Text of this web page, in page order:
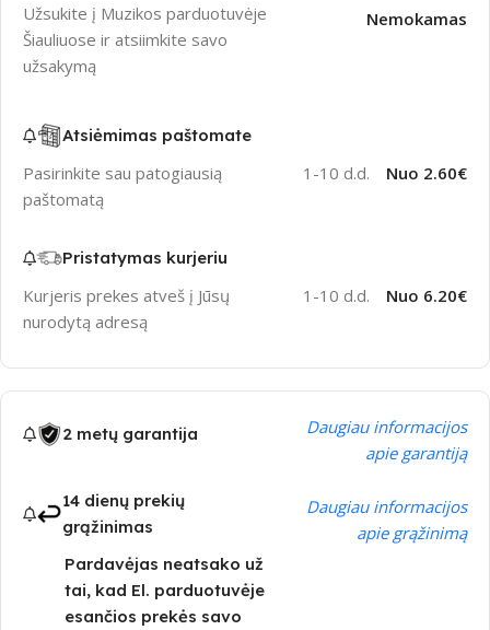
Užsukite į Muzikos parduotuvėje
Šiauliuose ir atsiimkite savo
užsakymą
Nemokamas
Atsiėmimas paštomate
Pasirinkite sau patogiausią
paštomatą
1-10 d.d. Nuo 2.60€
Pristatymas kurjeriu
Kurjeris prekes atveš į Jūsų
nurodytą adresą
1-10 d.d. Nuo 6.20€
2 metų garantija
Daugiau informacijos
apie garantiją
14 dienų prekių
grąžinimas
Daugiau informacijos
apie grąžinimą
Pardavėjas neatsako už
tai, kad El. parduotuvėje
esančios prekės savo